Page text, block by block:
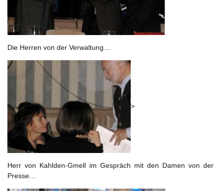
Die Herren von der Verwaltung…
>
Herr von Kahlden-Gmell im Gespräch mit den Damen von der
Presse…